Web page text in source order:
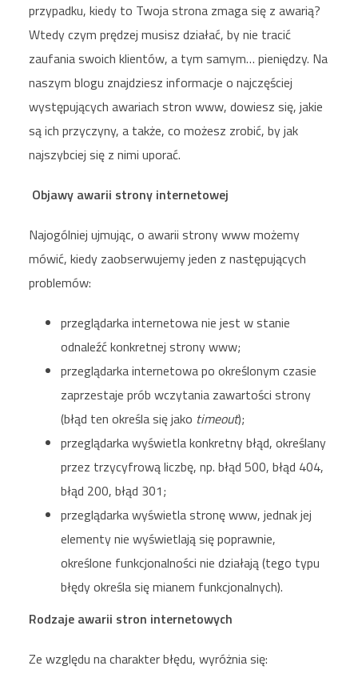
przypadku, kiedy to Twoja strona zmaga się z awarią?
Wtedy czym prędzej musisz działać, by nie tracić
zaufania swoich klientów, a tym samym… pieniędzy. Na
naszym blogu znajdziesz informacje o najczęściej
występujących awariach stron www, dowiesz się, jakie
są ich przyczyny, a także, co możesz zrobić, by jak
najszybciej się z nimi uporać.
Objawy awarii strony internetowej
Najogólniej ujmując, o awarii strony www możemy
mówić, kiedy zaobserwujemy jeden z następujących
problemów:
przeglądarka internetowa nie jest w stanie
odnaleźć konkretnej strony www;
przeglądarka internetowa po określonym czasie
zaprzestaje prób wczytania zawartości strony
(błąd ten określa się jako timeout);
przeglądarka wyświetla konkretny błąd, określany
przez trzycyfrową liczbę, np. błąd 500, błąd 404,
błąd 200, błąd 301;
przeglądarka wyświetla stronę www, jednak jej
elementy nie wyświetlają się poprawnie,
określone funkcjonalności nie działają (tego typu
błędy określa się mianem funkcjonalnych).
Rodzaje awarii stron internetowych
Ze względu na charakter błędu, wyróżnia się: